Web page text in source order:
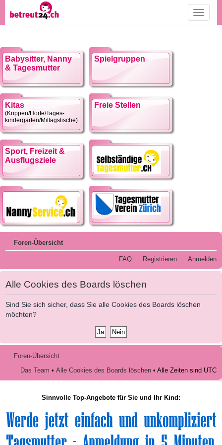
Toggle
Babysitter, Nanny
& Tagesmutter
Spielgruppen
Kitas
(Krippen/Horte/Tages-
kindergarten/Mittagstische)
Freie Stellen
Sport, Freizeit &
Ausflugsziele
Foren-Übersicht
FAQ Registrieren Anmelden
Alle Cookies des Boards löschen
Sind Sie sich sicher, dass Sie alle Cookies des Boards löschen
möchten?
Foren-Übersicht
Das Team • Alle Cookies des Boards löschen • Alle Zeiten sind UTC
Sinnvolle Top-Angebote für Sie und Ihr Kind: